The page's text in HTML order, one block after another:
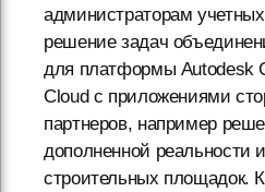
администраторам
решение задач
для платформы Autodesk
Cloud с приложениями
партнеров, например
дополненной реальности
строительных площадок.